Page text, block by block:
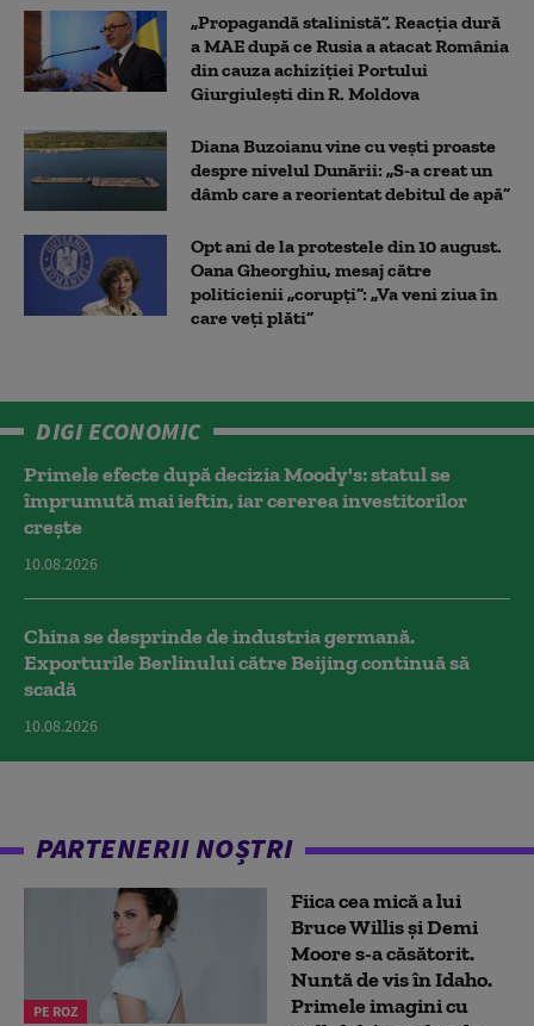
„Propagandă stalinistă”. Reacția dură
a MAE după ce Rusia a atacat România
din cauza achiziției Portului
Giurgiulești din R. Moldova
Diana Buzoianu vine cu vești proaste
despre nivelul Dunării: „S-a creat un
dâmb care a reorientat debitul de apă”
Opt ani de la protestele din 10 august.
Oana Gheorghiu, mesaj către
politicienii „corupți”: „Va veni ziua în
care veţi plăti”
DIGI ECONOMIC
Primele efecte după decizia Moody's: statul se
împrumută mai ieftin, iar cererea investitorilor
crește
10.08.2026
China se desprinde de industria germană.
Exporturile Berlinului către Beijing continuă să
scadă
10.08.2026
PARTENERII NOȘTRI
PE ROZ
Fiica cea mică a lui
Bruce Willis și Demi
Moore s-a căsătorit.
Nuntă de vis în Idaho.
Primele imagini cu